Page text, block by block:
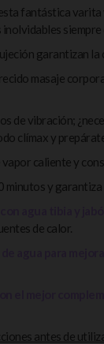
fantástica
siempre
garantizan la
masaje
de vibración;
clímax y
vapor caliente y
y
de calor.
antes de